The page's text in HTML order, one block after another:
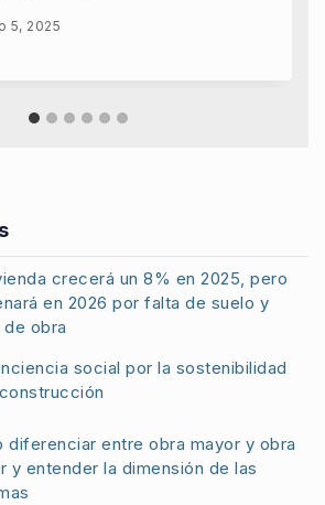
5, 2025
crecerá un 8% en 2025, pero
en 2026 por falta de suelo y
de obra
social por la sostenibilidad
diferenciar entre obra mayor y obra
y entender la dimensión de las